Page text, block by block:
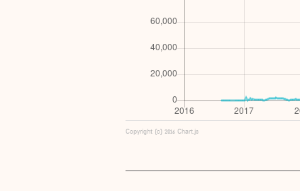
Copyright (c) 2016 Chart.js